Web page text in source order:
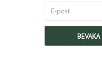
BEVAKA